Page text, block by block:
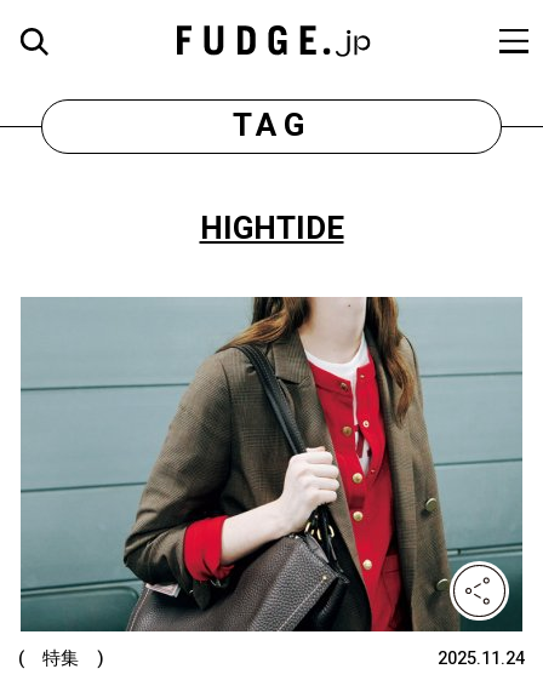
TAG
HIGHTIDE
( 特集 ) 2025.11.24